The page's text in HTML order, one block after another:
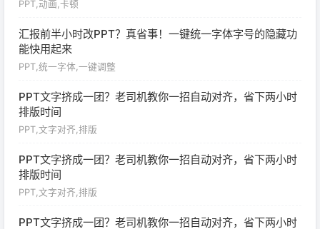
PPT,动画,卡顿
汇报前半小时改PPT？真省事！一键统一字体字号的隐藏功
能快用起来
PPT,统一字体,一键调整
PPT文字挤成一团？老司机教你一招自动对齐，省下两小时
排版时间
PPT,文字对齐,排版
PPT文字挤成一团？老司机教你一招自动对齐，省下两小时
排版时间
PPT,文字对齐,排版
PPT文字挤成一团？老司机教你一招自动对齐，省下两小时